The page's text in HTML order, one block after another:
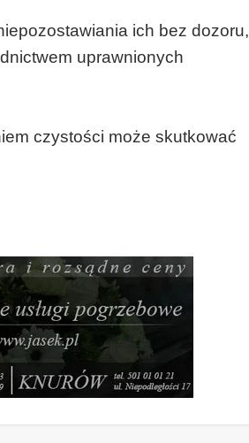
ich bez dozoru,
uprawnionych
czystości może skutkować